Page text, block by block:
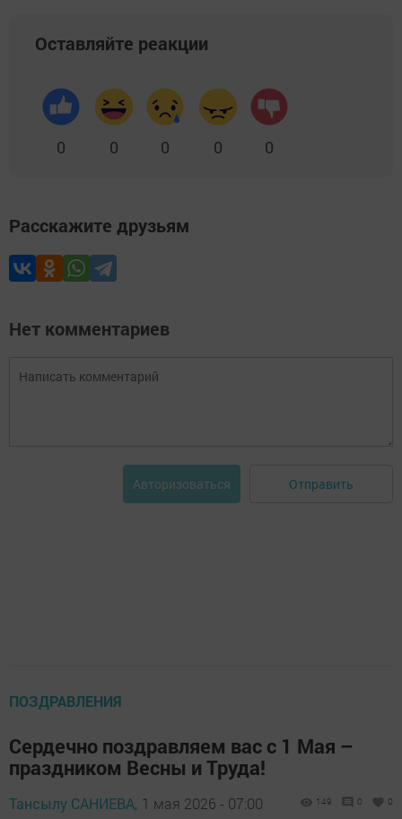
Оставляйте реакции
0 0 0 0 0
Расскажите друзьям
Нет комментариев
Авторизоваться Отправить
ПОЗДРАВЛЕНИЯ
Сердечно поздравляем вас с 1 Мая –
праздником Весны и Труда!
Тансылу САНИЕВА, 1 мая 2026 - 07:00 149 0 0